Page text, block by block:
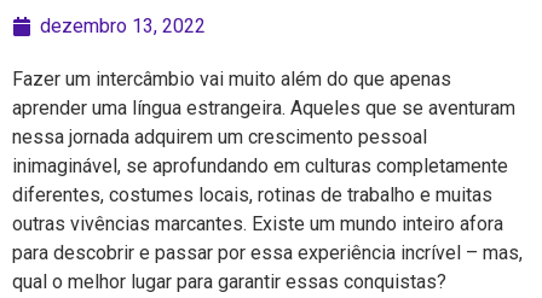
dezembro 13, 2022
Fazer um intercâmbio vai muito além do que apenas
aprender uma língua estrangeira. Aqueles que se aventuram
nessa jornada adquirem um crescimento pessoal
inimaginável, se aprofundando em culturas completamente
diferentes, costumes locais, rotinas de trabalho e muitas
outras vivências marcantes. Existe um mundo inteiro afora
para descobrir e passar por essa experiência incrível – mas,
qual o melhor lugar para garantir essas conquistas?